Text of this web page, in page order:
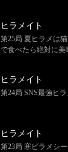
ヒラメイト
第25局 夏ヒラメは
で食べたら絶対に美
ヒラメイト
第24局 SNS最強ヒ
ヒラメイト
第23局 寒ビラメシ